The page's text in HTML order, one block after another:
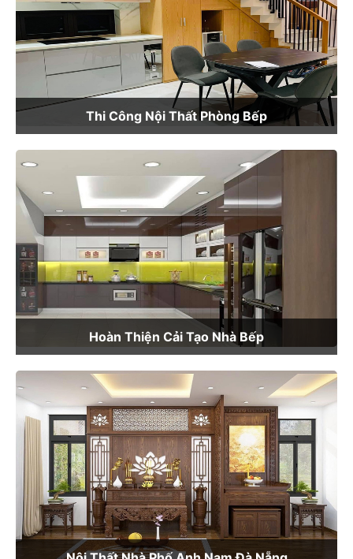
Thi Công Nội Thất Phòng Bếp
Hoàn Thiện Cải Tạo Nhà Bếp